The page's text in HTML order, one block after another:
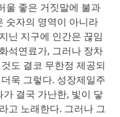
울 좋은 거짓말에 불과
숫자의 영역이 아니라
닌 지구에 인간은 끊임
석연료가, 그러나 장차
도 결코 무한정 제공되
욱 그렇다. 성장제일주
결국 가난한, 빛이 닿
고 노래한다. 그러나 그